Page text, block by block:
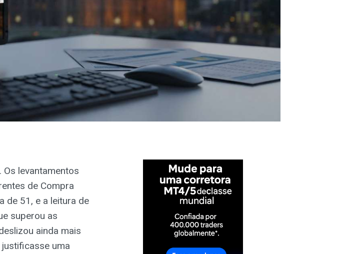
levantamentos
de Compra
de 51, e a leitura de
superou as
ainda mais
uma